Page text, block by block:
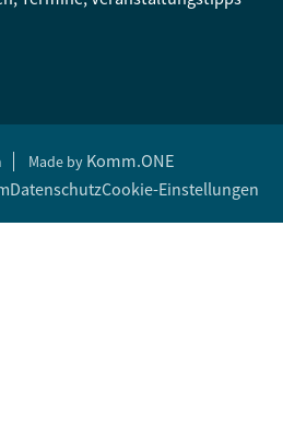
Made by Komm.ONE
DatenschutzCookie-Einstellungen